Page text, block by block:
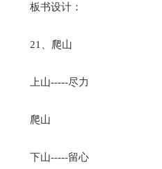
板书设计：
21、爬山
上山-----尽力
爬山
下山-----留心